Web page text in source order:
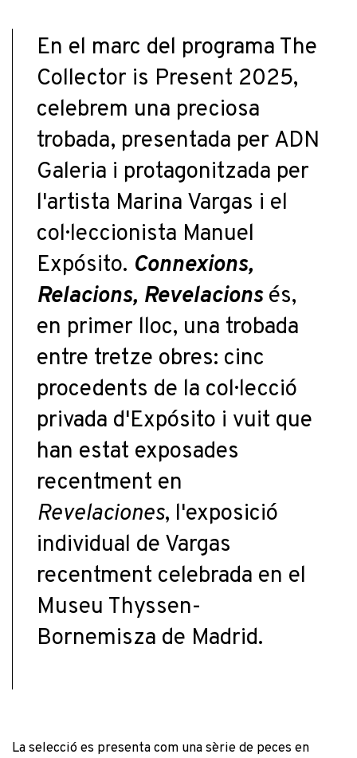
En el marc del programa The
Collector is Present 2025,
celebrem una preciosa
trobada, presentada per ADN
Galeria i protagonitzada per
l'artista Marina Vargas i el
col·leccionista Manuel
Expósito. Connexions,
Relacions, Revelacionsés,
en primer lloc, una trobada
entre tretze obres: cinc
procedents de la col·lecció
privada d'Expósito i vuit que
han estat exposades
recentment en
Revelaciones, l'exposició
individual de Vargas
recentment celebrada en el
Museu Thyssen-
Bornemisza de Madrid.
La selecció es presenta com una sèrie de peces en